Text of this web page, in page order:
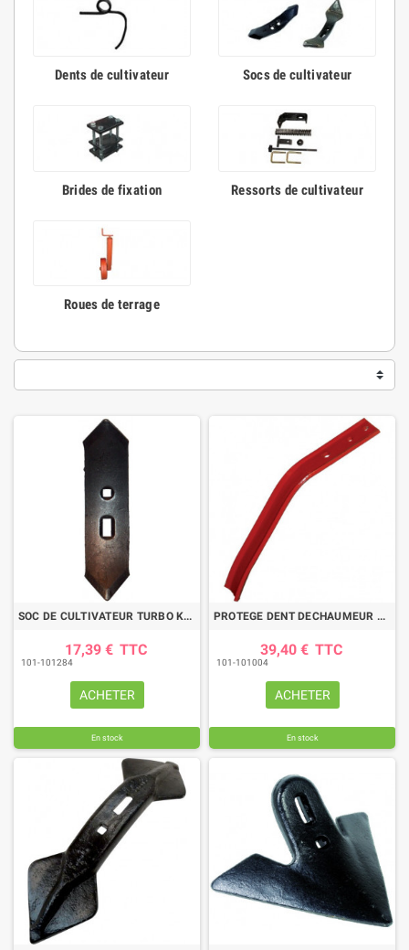
Dents de cultivateur Socs de cultivateur
Brides de fixation Ressorts de cultivateur
Roues de terrage
SOC DE CULTIVATEUR TURBO KVERNELAND
17,39 € TTC
101-101284
ACHETER
En stock
PROTEGE DENT DECHAUMEUR LCL KVERNELAND
39,40 € TTC
101-101004
ACHETER
En stock